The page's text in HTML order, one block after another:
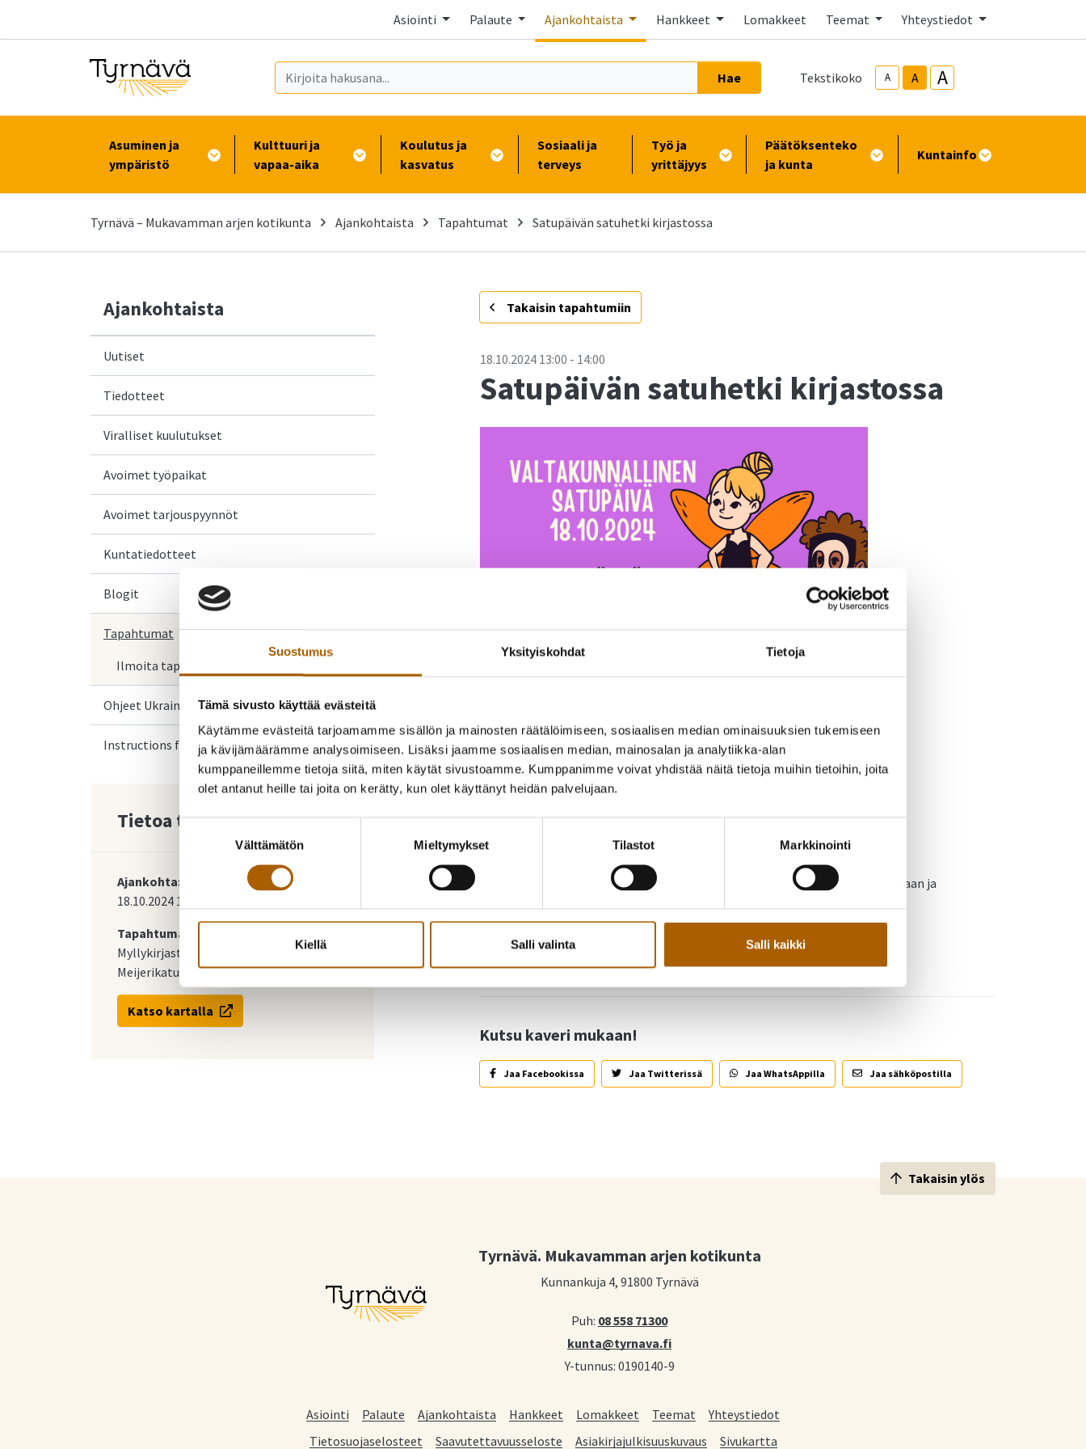
Suostumus Yksityiskohdat Tietoja
Tämä sivusto käyttää evästeitä
Käytämme evästeitä tarjoamamme sisällön ja mainosten räätälöimiseen, sosiaalisen median ominaisuuksien tukemiseen
ja kävijämäärämme analysoimiseen. Lisäksi jaamme sosiaalisen median, mainosalan ja analytiikka-alan
kumppaneillemme tietoja siitä, miten käytät sivustoamme. Kumppanimme voivat yhdistää näitä tietoja muihin tietoihin, joita
olet antanut heille tai joita on kerätty, kun olet käyttänyt heidän palvelujaan.
Suostumuksen
Välttämätön Mieltymykset Tilastot Markkinointi
Kiellä Salli valinta Salli kaikki
Asiointi Palaute Ajankohtaista Hankkeet Lomakkeet Teemat Yhteystiedot
Hae Tekstikoko A A A
Asuminen ja
ympäristö
Kulttuuri ja
vapaa-aika
Koulutus ja
kasvatus
Sosiaali ja
terveys
Työ ja
yrittäjyys
Päätöksenteko
ja kunta
Kuntainfo
Tyrnävä – Mukavamman arjen kotikunta Ajankohtaista Tapahtumat Satupäivän satuhetki kirjastossa
Ajankohtaista
Uutiset
Tiedotteet
Viralliset kuulutukset
Avoimet työpaikat
Avoimet tarjouspyynnöt
Kuntatiedotteet
Blogit
Tapahtumat
Ilmoita tapahtuma
Ohjeet Ukrainasta saapuville
Instructions for Ukrainian arrivals
Tietoa tapahtumasta
Ajankohta:
18.10.2024 13:00
Tapahtumapaikka:
Myllykirjasto
Meijerikatu 3
Katso kartalla
- Takaisin tapahtumiin
18.10.2024 13:00 - 14:00
Satupäivän satuhetki kirjastossa
Valtakunnallisen satupäivän satuhetki kirjaston lastenosastolla kello 13-14.
Kirjastossa taksvärkissä oleva nuori lukee kirjoja tunnin ajan. Tule kuuntelemaan ja
Takaisin tapahtumiin
Kutsu kaveri mukaan!
Jaa Facebookissa Jaa Twitterissä Jaa WhatsAppilla Jaa sähköpostilla
Tyrnävä. Mukavamman arjen kotikunta
Kunnankuja 4, 91800 Tyrnävä
Puh: 08 558 71300
kunta@tyrnava.fi
Y-tunnus: 0190140-9
Asiointi Palaute Ajankohtaista Hankkeet Lomakkeet Teemat
Yhteystiedot
Tietosuojaselosteet
Saavutettavuusseloste Asiakirjajulkisuuskuvaus Sivukartta
Takaisin ylös